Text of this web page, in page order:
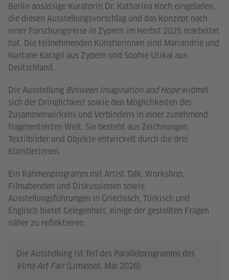
Berlin ansässige Kuratorin Dr. Katharina Koch eingeladen,
die diesen Ausstellungsvorschlag und das Konzept nach
einer Forschungsreise in Zypern im Herbst 2025 erarbeitet
hat. Die teilnehmenden Künstlerinnen sind Mariandrie und
Nurtane Karagil aus Zypern und Sophie Utikal aus
Deutschland.
Die Ausstellung Between Imagination and Hopewidmet
sich der Dringlichkeit sowie den Möglichkeiten des
Zusammenwirkens und Verbindens in einer zunehmend
fragmentierten Welt. Sie besteht aus Zeichnungen,
Textilbilder und Objekte entwickelt durch die drei
Künstlerinnen.
Ein Rahmenprogramm mit Artist Talk, Workshop,
Filmabenden und Diskussionen sowie
Ausstellungsführungen in Griechisch, Türkisch und
Englisch bietet Gelegenheit, einige der gestellten Fragen
näher zu reflektieren.
Die Ausstellung ist Teil des Parallelprogramms des
Vima Art Fair(Limassol, Mai 2026).